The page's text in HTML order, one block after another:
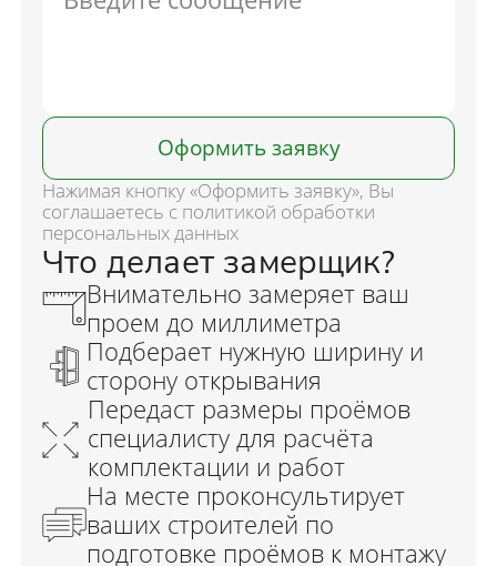
Оформить заявку
Нажимая кнопку «Оформить заявку», Вы
соглашаетесь с политикой обработки
персональных данных